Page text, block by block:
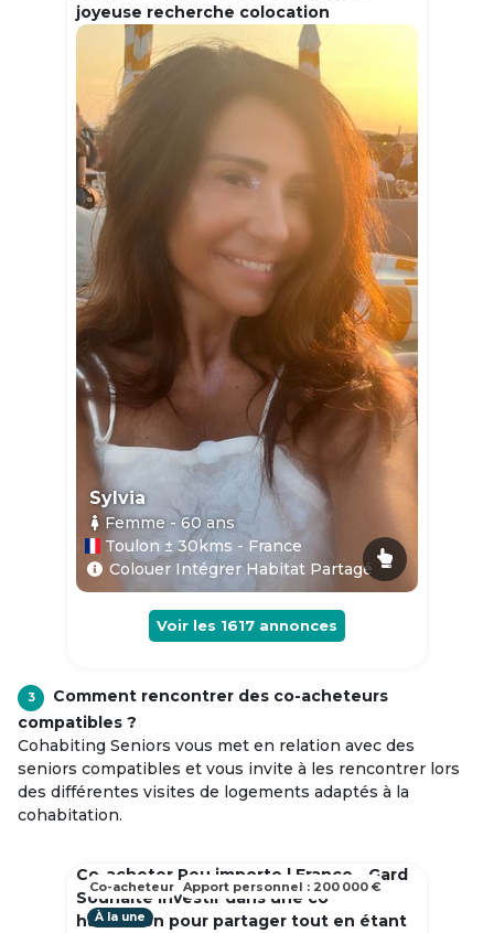
joyeuse recherche colocation
Sylvia
Femme - 60ans
Toulon ± 30kms - France
Colouer Intégrer Habitat Partagé
Voir les 1617 annonces
3
Comment rencontrer des co-acheteurs
compatibles ?
Cohabiting Seniors vous met en relation avec des
seniors compatibles et vous invite à les rencontrer lors
des différentes visites de logements adaptés à la
cohabitation.
Co-acheter Peu importe | France - Gard
Souhaite investir dans une co
habitation pour partager tout en étant
À la une
Co-acheteur Apport personnel : 200 000 €